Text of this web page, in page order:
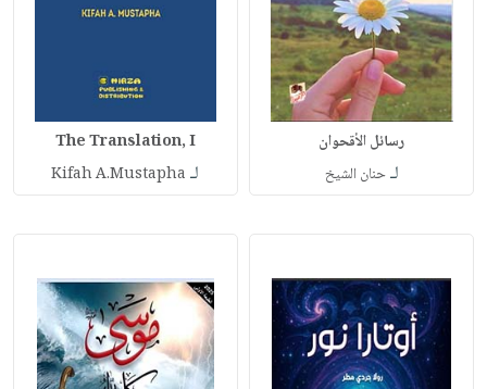
رسائل الأقحوان
لـحنان الشيخ
The Translation, I
لـ Kifah A.Mustapha